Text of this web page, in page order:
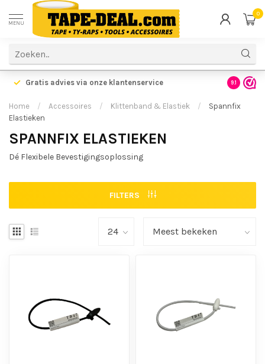
MENU
0
Gratis advies via onze klantenservice 9.1
Home / Accessoires / Klittenband & Elastiek /
Spannfix
Elastieken
SPANNFIX ELASTIEKEN
Dé Flexibele Bevestigingsoplossing
FILTERS